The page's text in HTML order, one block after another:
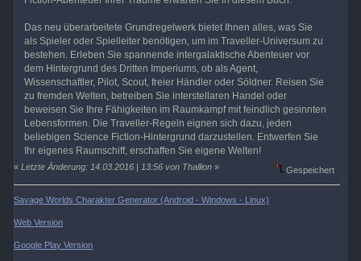
Das neu überarbeitete Grundregelwerk bietet Ihnen alles, was Sie
als Spieler oder Spielleiter benötigen, um im Traveller-Universum zu
bestehen. Erleben Sie spannende intergalaktische Abenteuer vor
dem Hintergrund des Dritten Imperiums, ob als Agent,
Wissenschaftler, Pilot, Scout, freier Händler oder Söldner. Reisen Sie
zu fremden Welten, betreiben Sie interstellaren Handel oder
beweisen Sie Ihre Fähigkeiten im Raumkampf mit feindlich gesinnten
Lebensformen. Die Traveller-Regeln eignen sich dazu, jeden
beliebigen Science Fiction-Hintergrund darzustellen. Entwerfen Sie
Ihr eigenes Raumschiff, erschaffen Sie eigene Welten!
«Letzte Änderung: 14.03.2016 | 13:56 von Thallion » Gespeichert
Savage Worlds Charakter Generator (Android - Windows - Linux)
Web Version
Google Play Version